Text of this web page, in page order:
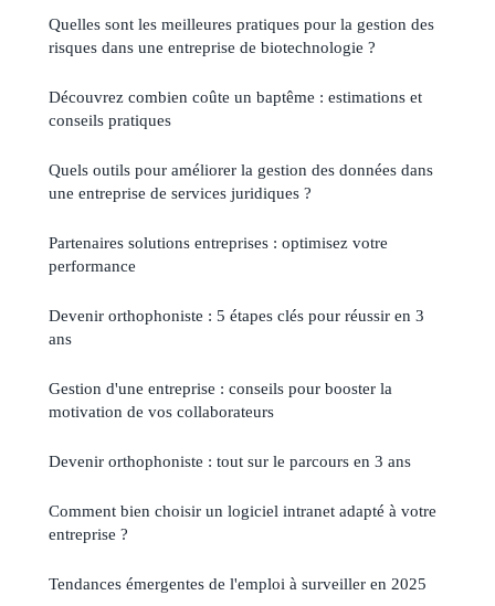
Quelles sont les meilleures pratiques pour la gestion des
risques dans une entreprise de biotechnologie ?
Découvrez combien coûte un baptême : estimations et
conseils pratiques
Quels outils pour améliorer la gestion des données dans
une entreprise de services juridiques ?
Partenaires solutions entreprises : optimisez votre
performance
Devenir orthophoniste : 5 étapes clés pour réussir en 3
ans
Gestion d'une entreprise : conseils pour booster la
motivation de vos collaborateurs
Devenir orthophoniste : tout sur le parcours en 3 ans
Comment bien choisir un logiciel intranet adapté à votre
entreprise ?
Tendances émergentes de l'emploi à surveiller en 2025